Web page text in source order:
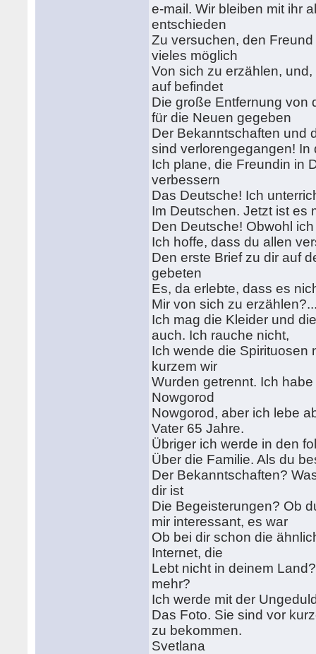
e-mail. Wir bleiben mit ihr
entschieden
Zu versuchen, den
vieles möglich
Von sich zu erzählen,
auf befindet
Die große Entfernung von
für die Neuen gegeben
Der Bekanntschaften und
sind verlorengegangen! In
Ich plane, die Freundin in
verbessern
Das Deutsche! Ich
Im Deutschen. Jetzt ist es
Den Deutsche! Obwohl
Ich hoffe, dass du allen
Den erste Brief zu dir auf
gebeten
Es, da erlebte, dass es
Mir von sich zu
Ich mag die Kleider und
auch. Ich rauche nicht,
Ich wende die Spirituosen
kurzem wir
Wurden getrennt. Ich
Nowgorod
Nowgorod, aber ich lebe
Vater 65 Jahre.
Übriger ich werde in den
Über die Familie. Als du
Der Bekanntschaften?
dir ist
Die Begeisterungen? Ob
mir interessant, es war
Ob bei dir schon die
Internet, die
Lebt nicht in deinem
mehr?
Ich werde mit der
Das Foto. Sie sind vor
zu bekommen.
Svetlana